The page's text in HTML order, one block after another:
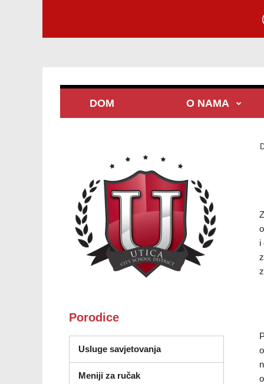
DOM O NAMA
i
Porodice
Usluge savjetovanja(otvara se u novom
Meniji za ručak